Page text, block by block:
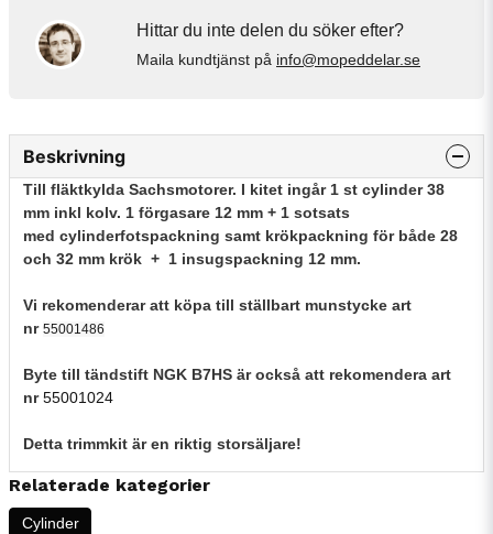
Hittar du inte delen du söker efter?
Maila kundtjänst på info@mopeddelar.se
Beskrivning
Till fläktkylda Sachsmotorer. I kitet ingår 1 st cylinder 38
mm inkl kolv. 1 förgasare 12 mm + 1 sotsats
med cylinderfotspackning samt krökpackning för både 28
och 32 mm krök + 1 insugspackning 12 mm.
Vi rekomenderar att köpa till ställbart munstycke art
nr 55001486
Byte till tändstift NGK B7HS är också att rekomendera art
nr55001024
Detta trimmkit är en riktig storsäljare!
Relaterade kategorier
Cylinder